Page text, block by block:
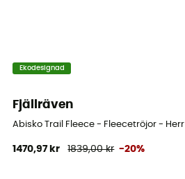
Ekodesignad
Fjällräven
Abisko Trail Fleece - Fleecetröjor - Herr
1470,97 kr 1839,00 kr -20%